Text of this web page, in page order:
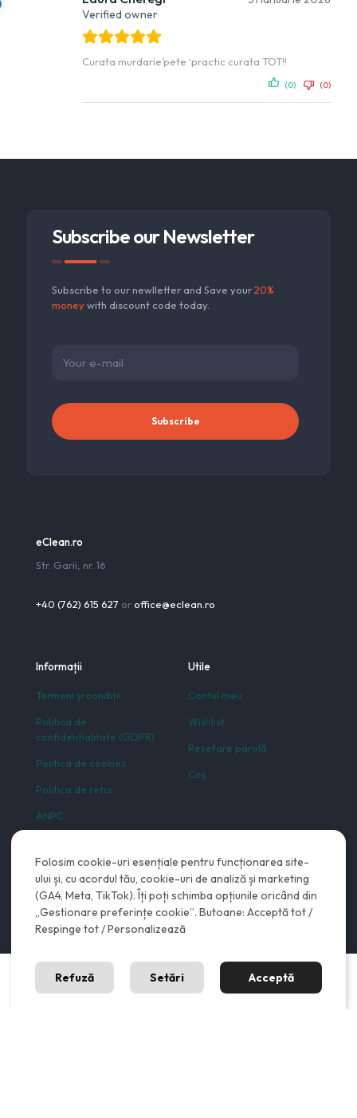
Verified owner
Curata murdarie’pete ‘practic curata TOT!!
(0) (0)
Subscribe our Newsletter
Subscribe to our newlletter and Save your20%
moneywith discount code today.
eClean.ro
Str. Garii, nr. 16
+40 (762) 615 627 oroffice@eclean.ro
Informații
Termeni și condiții
Politica de
confidențialitate (GDPR)
Politica de cookies
Politica de retur
ANPC
Utile
Contul meu
Wishlist
Resetare parolă
Coș
Folosim cookie-uri esențiale pentru funcționarea site-
ului și, cu acordul tău, cookie-uri de analiză și marketing
(GA4, Meta, TikTok). Îți poți schimba opțiunile oricând din
„Gestionare preferințe cookie”. Butoane: Acceptă tot /
Respinge tot / Personalizează
Acceptă
Setări
Refuză